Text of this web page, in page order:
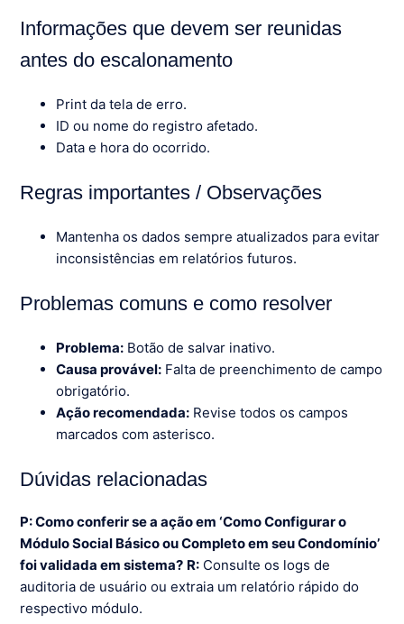
Informações que devem ser reunidas
antes do escalonamento
Print da tela de erro.
ID ou nome do registro afetado.
Data e hora do ocorrido.
Regras importantes / Observações
Mantenha os dados sempre atualizados para evitar
inconsistências em relatórios futuros.
Problemas comuns e como resolver
Problema: Botão de salvar inativo.
Causa provável: Falta de preenchimento de campo
obrigatório.
Ação recomendada: Revise todos os campos
marcados com asterisco.
Dúvidas relacionadas
P: Como conferir se a ação em ‘Como Configurar o
Módulo Social Básico ou Completo em seu Condomínio’
foi validada em sistema? R: Consulte os logs de
auditoria de usuário ou extraia um relatório rápido do
respectivo módulo.